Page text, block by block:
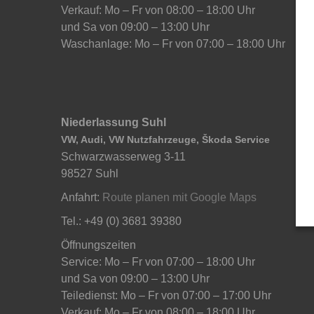
Verkauf: Mo – Fr von 08:00 – 18:00 Uhr
und Sa von 09:00 – 13:00 Uhr
Waschanlage: Mo – Fr von 07:00 – 18:00 Uhr
Niederlassung Suhl
VW, Audi, VW Nutzfahrzeuge, Škoda Service
Schwarzwasserweg 3-11
98527 Suhl
Anfahrt: Route planen mit Google Maps
Tel.: +49 (0) 3681 39380
Öffnungszeiten
Service: Mo – Fr von 07:00 – 18:00 Uhr
und Sa von 09:00 – 13:00 Uhr
Teiledienst: Mo – Fr von 07:00 – 17:00 Uhr